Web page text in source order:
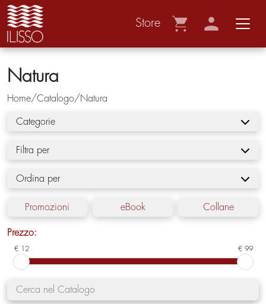
Store
Natura
Home/Catalogo/Natura
Categorie
Filtra per
Ordina per
Promozioni eBook Collane
Prezzo:
€ 12 € 99